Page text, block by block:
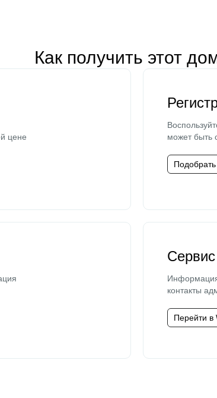
Как получить этот
цене
может быть
Информация
контакты
Перейти в